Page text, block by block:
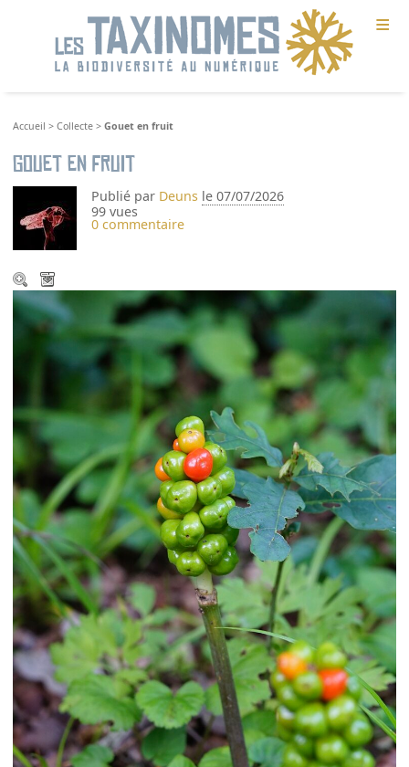
≡
Accueil >Collecte >Gouet en fruit
Gouet en fruit
Publié par Deuns le 07/07/2026
99 vues
0 commentaire